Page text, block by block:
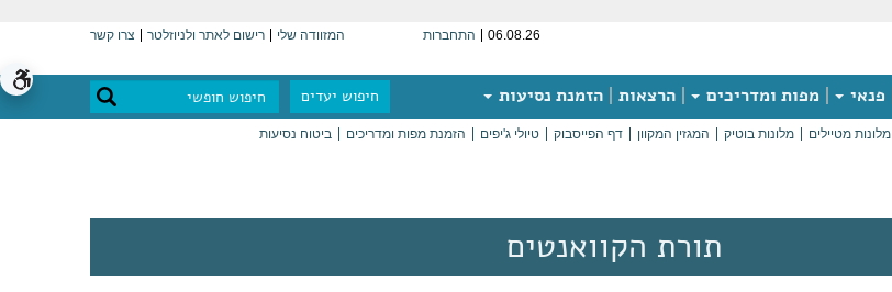
06.08.26 התחברות המזוודה שלי רישום לאתר ולניוזלטר צרו קשר
פנאי מפות ומדריכים הרצאות הזמנת נסיעות חיפוש יעדים
מלונות מטיילים מלונות בוטיק המגזין המקוון דף הפייסבוק טיולי ג'יפים הזמנת מפות ומדריכים ביטוח נסיעות
תורת הקוואנטים